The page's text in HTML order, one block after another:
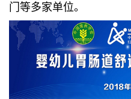
门等多家单位。